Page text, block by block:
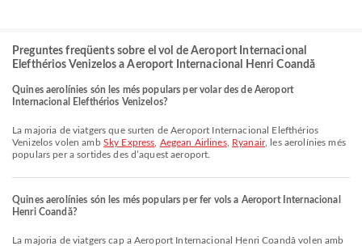
Preguntes freqüents sobre el vol de Aeroport Internacional
Elefthérios Venizelos a Aeroport Internacional Henri Coandă
Quines aerolínies són les més populars per volar des de Aeroport
Internacional Elefthérios Venizelos?
La majoria de viatgers que surten de Aeroport Internacional Elefthérios
Venizelos volen amb Sky Express Aegean Airlines, Ryanair, les aerolínies més
populars per a sortides des d’aquest aeroport.
Quines aerolínies són les més populars per fer vols a Aeroport Internacional
Henri Coandă?
La majoria de viatgers cap a Aeroport Internacional Henri Coandă volen amb